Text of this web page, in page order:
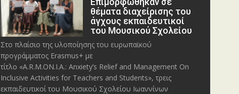
θέματα διαχείρισης του
άγχους εκπαιδευτικοί
του Μουσικού Σχολείου
Στο πλαίσιο της υλοποίησης του ευρωπαϊκού
προγράμματος Erasmus+ με
τίτλο «A.R.M.ON.I.A.: Anxiety’s Relief and Management On
Inclusive Activities for Teachers and Students», τρεις
εκπαιδευτικοί του Μουσικού Σχολείου Ιωαννίνων